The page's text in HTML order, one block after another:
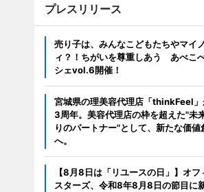
プレスリリース
売り子は、みんなこどもたちやマイ
ィ？！ちがいを尊重しあう あべこ
シェvol.6開催！
宮城県の理美容代理店「thinkFeel」
3周年。美容代理店の枠を超えた"未
りのパートナー"として、新たな価値
へ。
【8月8日は「リユースの日」】オフ
スターズ、令和8年8月8日の節目に